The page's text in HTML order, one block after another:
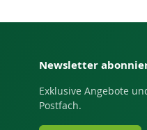
Newsletter
Exklusive Angebote
Postfach.